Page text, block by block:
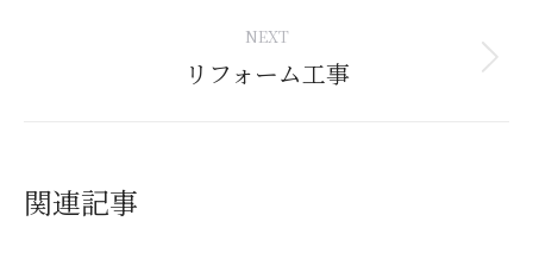
NEXT
Next
リフォーム工事
関連記事